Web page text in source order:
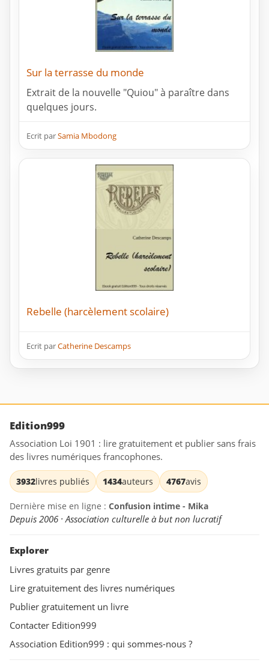
Sur la terrasse du monde
Extrait de la nouvelle "Quiou" à paraître dans
quelques jours.
Ecrit parSamia Mbodong
Rebelle (harcèlement scolaire)
Ecrit parCatherine Descamps
Edition999
Association Loi 1901 : lire gratuitement et publier sans frais
des livres numériques francophones.
3932livres publiés 1434auteurs 4767avis
Dernière mise en ligne : Confusion intime - Mika
Depuis 2006 · Association culturelle à but non lucratif
Explorer
Livres gratuits par genre
Lire gratuitement des livres numériques
Publier gratuitement un livre
Contacter Edition999
Association Edition999 : qui sommes-nous ?